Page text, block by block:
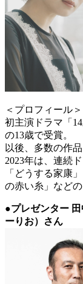
＜プロフィール＞
初主演ドラマ「
の13歳で受賞。
以後、多数の作
2023年は、連続
「どうする家康
の赤い糸」などの
●プレゼンター
ーりお）さん